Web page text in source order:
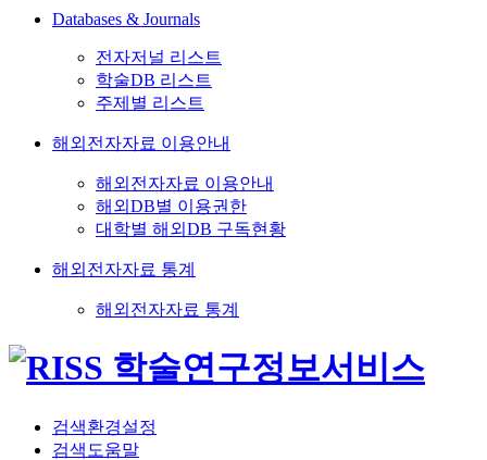
Databases & Journals
전자저널 리스트
학술DB 리스트
주제별 리스트
해외전자자료 이용안내
해외전자자료 이용안내
해외DB별 이용권한
대학별 해외DB 구독현황
해외전자자료 통계
해외전자자료 통계
검색환경설정
검색도움말